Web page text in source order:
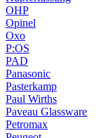
OHP
Opinel
Oxo
P:OS
PAD
Panasonic
Pasterkamp
Paul Wirths
Paveau Glassware
Petromax